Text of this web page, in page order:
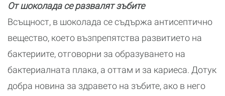
От шоколада се развалят зъбите
Всъщност, в шоколада се съдържа антисептично
вещество, което възпрепятства развитието на
бактериите, отговорни за образуването на
бактериалната плака, а оттам и за кариеса. Дотук
добра новина за здравето на зъбите, ако в него